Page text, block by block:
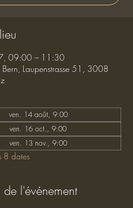
09:00 – 11:30
Bern, Laupenstrasse 51, 3008
ven. 14 août, 9:00
ven. 16 oct., 9:00
ven. 13 nov., 9:00
8 dates
l'événement